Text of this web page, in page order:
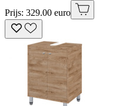
Prijs: 329.00 euro